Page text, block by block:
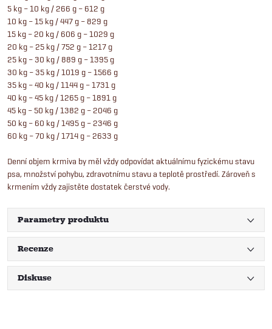
5 kg – 10 kg / 266 g – 612 g
10 kg – 15 kg / 447 g – 829 g
15 kg – 20 kg / 606 g – 1029 g
20 kg – 25 kg / 752 g – 1217 g
25 kg – 30 kg / 889 g – 1395 g
30 kg – 35 kg / 1019 g – 1566 g
35 kg – 40 kg / 1144 g – 1731 g
40 kg – 45 kg / 1265 g – 1891 g
45 kg – 50 kg / 1382 g – 2046 g
50 kg – 60 kg / 1495 g – 2346 g
60 kg – 70 kg / 1714 g – 2633 g
Denní objem krmiva by měl vždy odpovídat aktuálnímu fyzickému stavu
psa, množství pohybu, zdravotnímu stavu a teplotě prostředí. Zároveň s
krmením vždy zajistěte dostatek čerstvé vody.
Parametry produktu
Recenze
Diskuse